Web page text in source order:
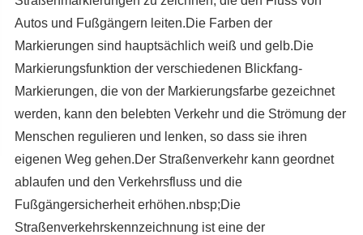
Autos und Fußgängern leiten.Die Farben der
Markierungen sind hauptsächlich weiß und gelb.Die
Markierungsfunktion der verschiedenen Blickfang-
Markierungen, die von der Markierungsfarbe gezeichnet
werden, kann den belebten Verkehr und die Strömung der
Menschen regulieren und lenken, so dass sie ihren
eigenen Weg gehen.Der Straßenverkehr kann geordnet
ablaufen und den Verkehrsfluss und die
Fußgängersicherheit erhöhen.nbsp;Die
Straßenverkehrskennzeichnung ist eine der